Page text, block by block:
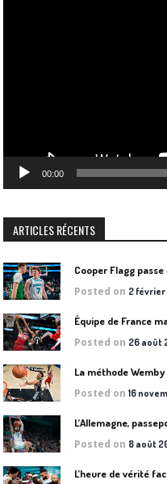
00:00
ARTICLES RÉCENTS
Cooper Flagg
Posted on 2
Équipe de France
Posted on 26 août
La méthode
Posted on16
L’Allemagne,
Posted on 8 août
L’heure de vérité